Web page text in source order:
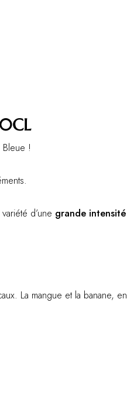
!
d’une grande intensité
La mangue et la banane, en